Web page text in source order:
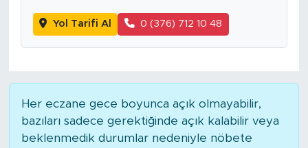
Yol Tarifi Al 0 (376) 712 10 48
Her eczane gece boyunca açık olmayabilir,
bazıları sadece gerektiğinde açık kalabilir veya
beklenmedik durumlar nedeniyle nöbete